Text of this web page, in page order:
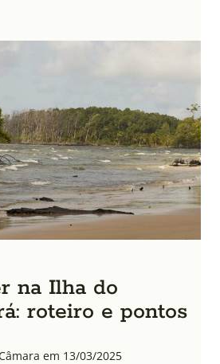
na Ilha do
roteiro e pontos
em 13/03/2025